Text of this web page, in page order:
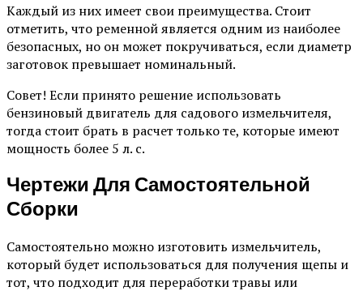
Каждый из них имеет свои преимущества. Стоит
отметить, что ременной является одним из наиболее
безопасных, но он может покручиваться, если диаметр
заготовок превышает номинальный.
Совет! Если принято решение использовать
бензиновый двигатель для садового измельчителя,
тогда стоит брать в расчет только те, которые имеют
мощность более 5 л. с.
Чертежи Для Самостоятельной
Сборки
Самостоятельно можно изготовить измельчитель,
который будет использоваться для получения щепы и
тот, что подходит для переработки травы или